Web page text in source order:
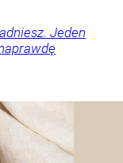
Jeden